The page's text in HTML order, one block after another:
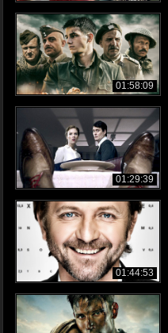
01:58:09
01:29:39
01:44:53